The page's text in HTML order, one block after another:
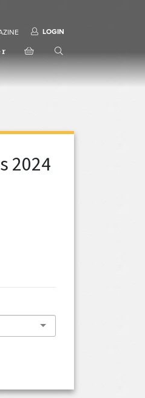
LOGIN
2024